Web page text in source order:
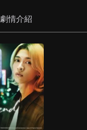
劇情介紹